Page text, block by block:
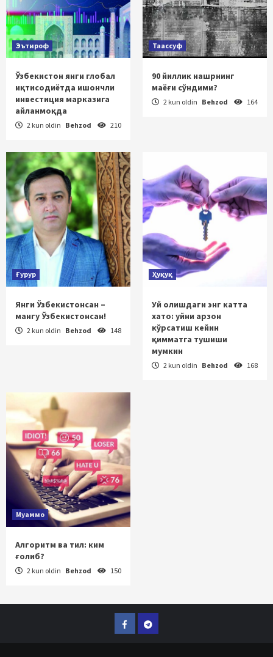
Эътироф
Ўзбекистон янги глобал
иқтисодиётда ишончли
инвестиция марказига
айланмоқда
2 kun oldin Behzod 210
Таассуф
90 йиллик нашрнинг
маёғи сўндими?
2 kun oldin Behzod 164
Ғурур
Янги Ўзбекистонсан –
мангу Ўзбекистонсан!
2 kun oldin Behzod 148
Ҳуқуқ
Уй олишдаги энг катта
хато: уйни арзон
кўрсатиш кейин
қимматга тушиши
мумкин
2 kun oldin Behzod 168
Муаммо
Алгоритм ва тил: ким
ғолиб?
2 kun oldin Behzod 150
FacebookTelegram